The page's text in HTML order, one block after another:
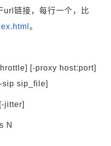
url链接，每行一个，比
。
[-proxy host:port]
sip sip_file]
N